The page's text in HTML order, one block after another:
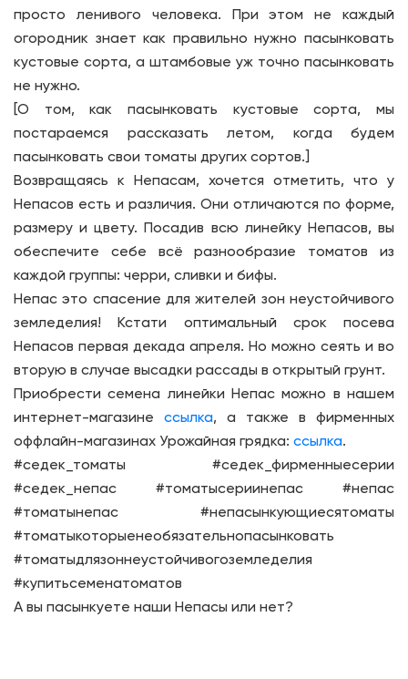
просто ленивого человека. При этом не каждый
огородник знает как правильно нужно пасынковать
кустовые сорта, а штамбовые уж точно пасынковать
не нужно.
[О том, как пасынковать кустовые сорта, мы
постараемся рассказать летом, когда будем
пасынковать свои томаты других сортов.]
Возвращаясь к Непасам, хочется отметить, что у
Непасов есть и различия. Они отличаются по форме,
размеру и цвету. Посадив всю линейку Непасов, вы
обеспечите себе всё разнообразие томатов из
каждой группы: черри, сливки и бифы.
Непас это спасение для жителей зон неустойчивого
земледелия! Кстати оптимальный срок посева
Непасов первая декада апреля. Но можно сеять и во
вторую в случае высадки рассады в открытый грунт.
Приобрести семена линейки Непас можно в нашем
интернет-магазине ссылка, а также в фирменных
оффлайн-магазинах Урожайная грядка: ссылка.
#седек_томаты #седек_фирменныесерии
#седек_непас #томатысериинепас #непас
#томатынепас #непасынкующиесятоматы
#томатыкоторыенеобязательнопасынковать
#томатыдлязоннеустойчивогоземледелия
#купитьсеменатоматов
А вы пасынкуете наши Непасы или нет?